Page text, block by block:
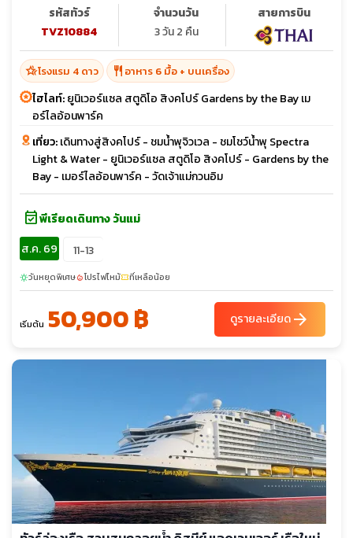
รหัสทัวร์
TVZ10884
จำนวนวัน
3 วัน 2 คืน
สายการบิน
hotel_classโรงแรม 4 ดาว restaurant อาหาร 6 มื้อ + บนเครื่อง
ไฮไลท์:ยูนิเวอร์แซล สตูดิโอ สิงคโปร์ Gardens by the Bay เม
อร์ไลอ้อนพาร์ค
เที่ยว:เดินทางสู่สิงคโปร์ - ชมน้ำพุจิวเวล - ชมโชว์น้ำพุ Spectra
Light & Water - ยูนิเวอร์แซล สตูดิโอ สิงคโปร์ - Gardens by the
Bay - เมอร์ไลอ้อนพาร์ค - วัดเจ้าแม่กวนอิม
event_availableพีเรียดเดินทาง วันแม่
ส.ค. 69
11-13
sunnyวันหยุดพิเศษlocal_fire_departmentโปรไฟไหม้confirmation_numberที่เหลือน้อย
เริ่มต้น 50,900 ฿ ดูรายละเอียดarrow_forward